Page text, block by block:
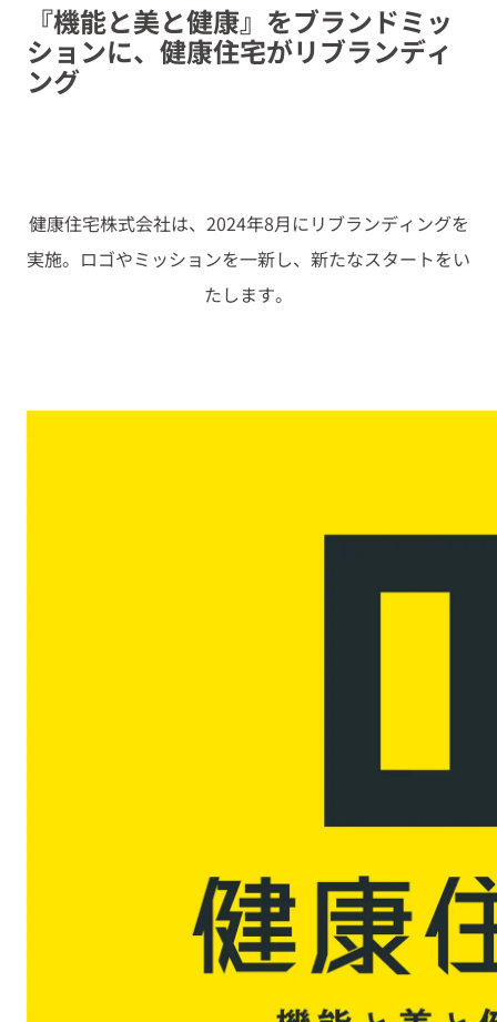
『機能と美と健康』をブランドミッ
ションに、健康住宅がリブランディ
ング
健康住宅株式会社は、2024年8月にリブランディングを
実施。ロゴやミッションを一新し、新たなスタートをい
たします。